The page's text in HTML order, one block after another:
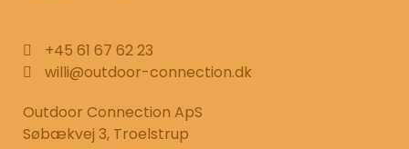
+45 61 67 62 23
willi@outdoor-connection.dk
Outdoor Connection ApS
Søbækvej 3, Troelstrup